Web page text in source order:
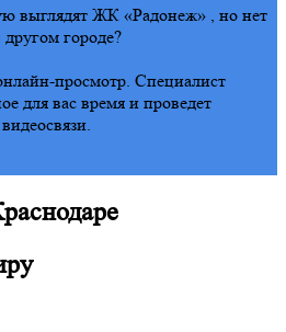
выглядят ЖК «Радонеж» , но нет
городе?
просмотр. Специалист
для вас время и проведет